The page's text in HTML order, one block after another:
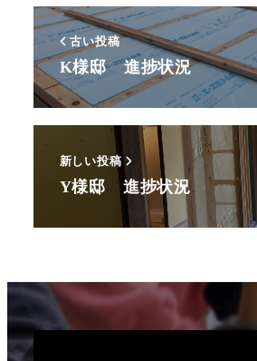
古い投稿
K様邸 進捗状況
新しい投稿
Y様邸 進捗状況